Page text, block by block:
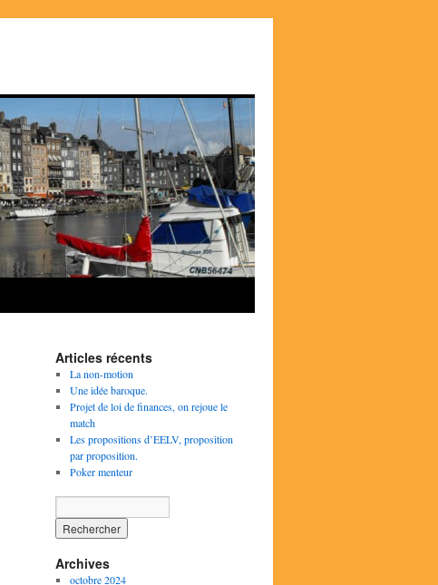
Articles récents
La non-motion
Une idée baroque.
Projet de loi de finances, on rejoue le
match
Les propositions d’EELV, proposition
par proposition.
Poker menteur
Archives
octobre 2024